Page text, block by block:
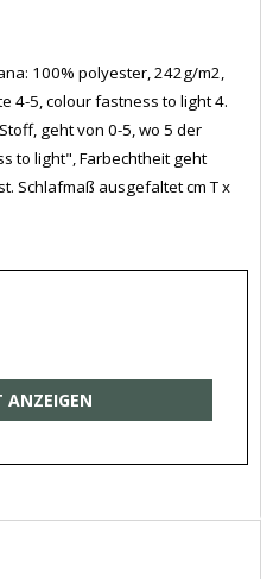
100% polyester, 242g/m2,
4-5, colour fastness to light 4.
geht von 0-5, wo 5 der
to light", Farbechtheit geht
Schlafmaß ausgefaltet cm T x
ANZEIGEN